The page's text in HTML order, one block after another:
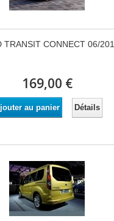
TRANSIT CONNECT 06/
169,00 €
au panier Détails